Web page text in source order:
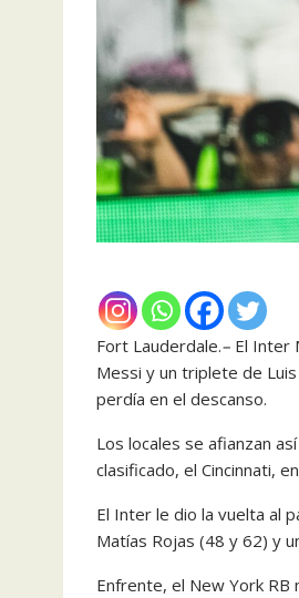
Fort Lauderdale.– El Inter
Messi y un triplete de
perdía en el descanso.
Los locales se afianzan
clasificado, el Cincinnati,
El Inter le dio la vuelta al
Matías Rojas (48 y 62) y
Enfrente, el New York